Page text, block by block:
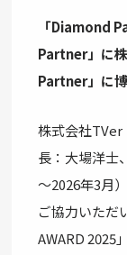
「Diamond
Partner」に
Partner」に
株式会社TVer
長：大場洋士
～2026年3月
ご協力いただ
AWARD 2025